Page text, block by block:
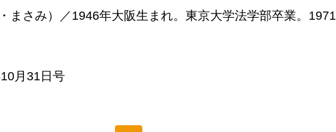
まさみ）／1946年大阪生まれ。東京大学法学部卒業。1971
月31日号